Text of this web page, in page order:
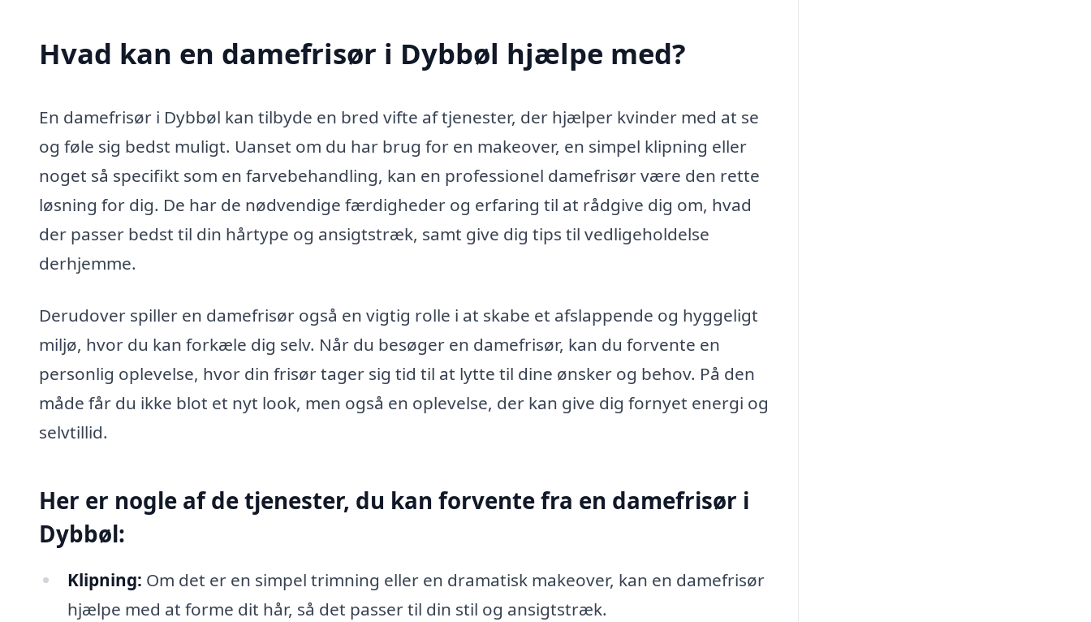
Hvad kan en damefrisør i Dybbøl hjælpe med?
En damefrisør i Dybbøl kan tilbyde en bred vifte af tjenester, der hjælper kvinder med at se
og føle sig bedst muligt. Uanset om du har brug for en makeover, en simpel klipning eller
noget så specifikt som en farvebehandling, kan en professionel damefrisør være den rette
løsning for dig. De har de nødvendige færdigheder og erfaring til at rådgive dig om, hvad
der passer bedst til din hårtype og ansigtstræk, samt give dig tips til vedligeholdelse
derhjemme.
Derudover spiller en damefrisør også en vigtig rolle i at skabe et afslappende og hyggeligt
miljø, hvor du kan forkæle dig selv. Når du besøger en damefrisør, kan du forvente en
personlig oplevelse, hvor din frisør tager sig tid til at lytte til dine ønsker og behov. På den
måde får du ikke blot et nyt look, men også en oplevelse, der kan give dig fornyet energi og
selvtillid.
Her er nogle af de tjenester, du kan forvente fra en damefrisør i
Dybbøl:
Klipning: Om det er en simpel trimning eller en dramatisk makeover, kan en damefrisør
hjælpe med at forme dit hår, så det passer til din stil og ansigtstræk.